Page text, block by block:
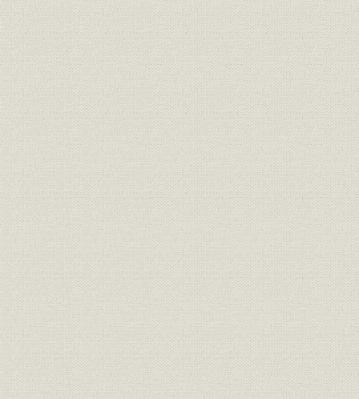
1 震災後の内地電力工事の本格化
2 内地鉄道工事の新展開
3 国内建築分野の開拓
4 橋梁工事の全国展開と農村工事への参画
第3節 外地事業の激動と展開
1 第2次満州進出の試行錯誤
2 朝鮮鉄道工事の多角的展開
3 朝鮮半島における水力発電工事の勃興
4 赴戦江発電所工事
5 朝鮮工事の多角的展開
第4節 本店機構の整備と身分資格制度の確立
1 増資と出資社員の増員